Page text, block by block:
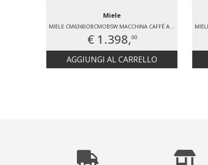
Miele
MIELE CM6360OBCMOBSW MACCHINA CAFFÉ AUTOMATICA
€ 1.398,00
AGGIUNGI AL CARRELLO